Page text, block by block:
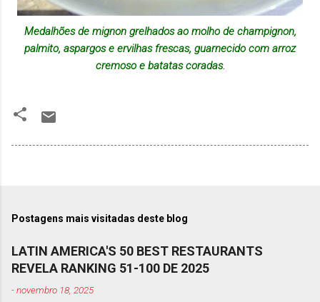
Medalhões de mignon grelhados ao molho de champignon,
palmito, aspargos e ervilhas frescas, guarnecido com arroz
cremoso e batatas coradas.
Postagens mais visitadas deste blog
LATIN AMERICA'S 50 BEST RESTAURANTS
REVELA RANKING 51-100 DE 2025
-novembro 18, 2025